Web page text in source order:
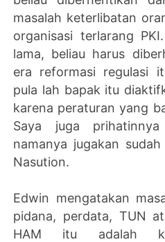
masalah keterlibatan
organisasi terlarang
lama, beliau harus
era reformasi regulasi
pula lah bapak itu
karena peraturan yang
Saya juga
namanya jugakan
Nasution.
Edwin mengatakan
pidana, perdata, TUN
HAM itu adalah